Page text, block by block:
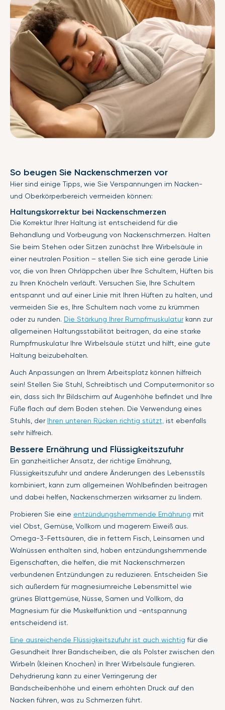
So beugen Sie Nackenschmerzen vor
Hier sind einige Tipps, wie Sie Verspannungen im Nacken-
und Oberkörperbereich vermeiden können:
Haltungskorrektur bei Nackenschmerzen
Die Korrektur Ihrer Haltung ist entscheidend für die
Behandlung und Vorbeugung von Nackenschmerzen. Halten
Sie beim Stehen oder Sitzen zunächst Ihre Wirbelsäule in
einer neutralen Position – stellen Sie sich eine gerade Linie
vor, die von Ihren Ohrläppchen über Ihre Schultern, Hüften bis
zu Ihren Knöcheln verläuft. Versuchen Sie, Ihre Schultern
entspannt und auf einer Linie mit Ihren Hüften zu halten, und
vermeiden Sie es, Ihre Schultern nach vorne zu krümmen
oder zu runden. Die Stärkung Ihrer Rumpfmuskulaturkann zur
allgemeinen Haltungsstabilität beitragen, da eine starke
Rumpfmuskulatur Ihre Wirbelsäule stützt und hilft, eine gute
Haltung beizubehalten.
Auch Anpassungen an Ihrem Arbeitsplatz können hilfreich
sein! Stellen Sie Stuhl, Schreibtisch und Computermonitor so
ein, dass sich Ihr Bildschirm auf Augenhöhe befindet und Ihre
Füße flach auf dem Boden stehen. Die Verwendung eines
Stuhls, der Ihren unteren Rücken richtig stützt, ist ebenfalls
sehr hilfreich.
Bessere Ernährung und Flüssigkeitszufuhr
Ein ganzheitlicher Ansatz, der richtige Ernährung,
Flüssigkeitszufuhr und andere Änderungen des Lebensstils
kombiniert, kann zum allgemeinen Wohlbefinden beitragen
und dabei helfen, Nackenschmerzen wirksamer zu lindern.
Probieren Sie eine entzündungshemmende Ernährung mit
viel Obst, Gemüse, Vollkorn und magerem Eiweiß aus.
Omega-3-Fettsäuren, die in fettem Fisch, Leinsamen und
Walnüssen enthalten sind, haben entzündungshemmende
Eigenschaften, die helfen, die mit Nackenschmerzen
verbundenen Entzündungen zu reduzieren. Entscheiden Sie
sich außerdem für magnesiumreiche Lebensmittel wie
grünes Blattgemüse, Nüsse, Samen und Vollkorn, da
Magnesium für die Muskelfunktion und -entspannung
entscheidend ist.
Eine ausreichende Flüssigkeitszufuhr ist auch wichtig für die
Gesundheit Ihrer Bandscheiben, die als Polster zwischen den
Wirbeln (kleinen Knochen) in Ihrer Wirbelsäule fungieren.
Dehydrierung kann zu einer Verringerung der
Bandscheibenhöhe und einem erhöhten Druck auf den
Nacken führen, was zu Schmerzen führt.